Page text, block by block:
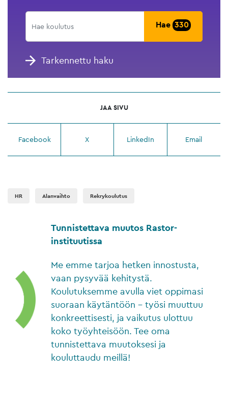
Hae 330
Tarkennettu haku
JAA SIVU
Facebook X LinkedIn Email
HR Alanvaihto Rekrykoulutus
Tunnistettava muutos Rastor-
instituutissa
Me emme tarjoa hetken innostusta,
vaan pysyvää kehitystä.
Koulutuksemme avulla viet oppimasi
suoraan käytäntöön – työsi muuttuu
konkreettisesti, ja vaikutus ulottuu
koko työyhteisöön. Tee oma
tunnistettava muutoksesi ja
kouluttaudu meillä!